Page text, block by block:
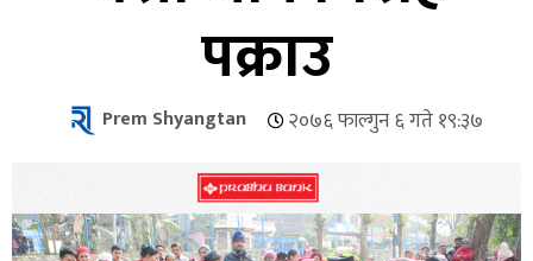
पक्राउ
Prem Shyangtan २०७६ फाल्गुन ६ गते १९:३७